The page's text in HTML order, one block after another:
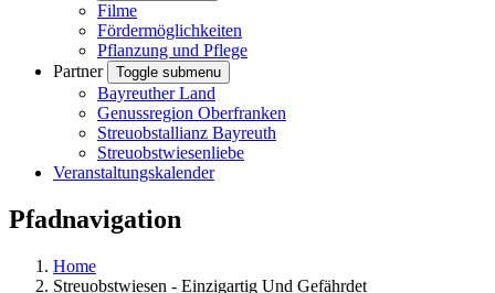
Filme
Fördermöglichkeiten
Pflanzung und Pflege
Partner
Toggle submenu
Bayreuther Land
Genussregion Oberfranken
Streuobstallianz Bayreuth
Streuobstwiesenliebe
Veranstaltungskalender
Pfadnavigation
Home
Streuobstwiesen - Einzigartig Und Gefährdet